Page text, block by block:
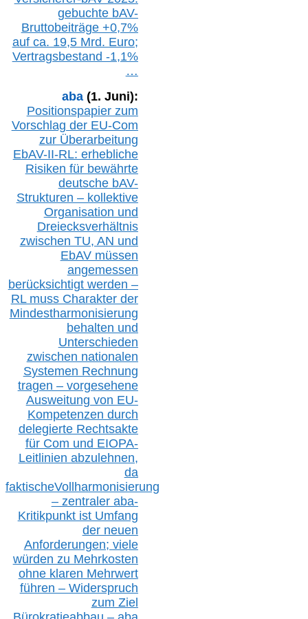
gebuchte bAV-
Bruttobeiträge +0,7%
auf ca. 19,5 Mrd. Euro;
Vertragsbestand -1,1%
…
aba(1. Juni):
Positionspapier zum
Vorschlag der EU-Com
zur Überarbeitung
EbAV-II-RL: erhebliche
Risiken für bewährte
deutsche bAV-
Strukturen – kollektive
Organisation und
Dreiecksverhältnis
zwischen TU, AN und
EbAV müssen
angemessen
berücksichtigt werden –
RL mussCharakter der
Mindestharmonisierung
behalten und
Unterschieden
zwischen nationalen
Systemen Rechnung
tragen – vorgesehene
Ausweitung von EU-
Kompetenzen durch
delegierte Rechtsakte
für Com und EIOPA-
Leitlinien abzulehnen,
da
faktischeVollharmonisierung
– zentraler aba-
Kritikpunkt ist Umfang
der neuen
Anforderungen; viele
würden zu Mehrkosten
ohne klaren Mehrwert
führen – Widerspruch
zum Ziel